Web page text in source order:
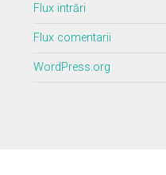
Flux intrări
Flux comentarii
WordPress.org